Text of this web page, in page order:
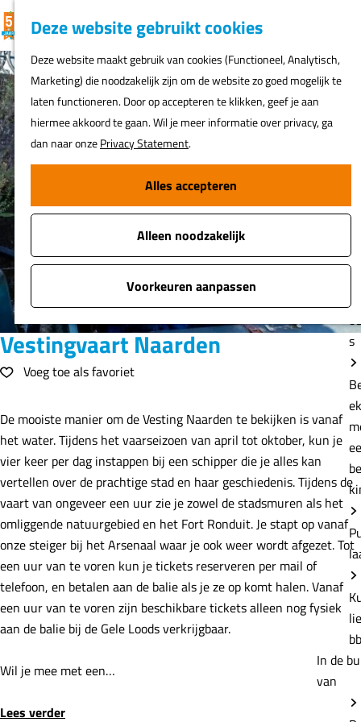
Deze website gebruikt cookies
Deze website maakt gebruik van cookies (Functioneel, Analytisch,
Marketing) die noodzakelijk zijn om de website zo goed mogelijk te
laten functioneren. Door op accepteren te klikken, geef je aan
hiermee akkoord te gaan. Wil je meer informatie over privacy, ga
dan naar onzePrivacy Statement.
Alles accepteren
Alleen noodzakelijk
Voorkeuren aanpassen
G
a
n
a
a
r
d
e
h
m
e
g
e
F
v
o
r
i
e
t
e
n
K
a
a
r
t
Z
e
k
e
n
MENU
s
In de
van
Vestingvaart Naarden
Voeg toe als favorietVoeg toe als favoriet
De mooiste manier om de Vesting Naarden te bekijken is vanaf
het water. Tijdens het vaarseizoen van april tot oktober, kun je
vier keer per dag instappen bij een schipper die je alles kan
vertellen over de prachtige stad en haar geschiedenis. Tijdens de
vaart van ongeveer een uur zie je zowel de stadsmuren als het
omliggende natuurgebied en het Fort Ronduit. Je stapt op vanaf
onze steiger bij het Arsenaal waar je ook weer wordt afgezet. Tot
een uur van te voren kun je tickets reserveren per mail of
telefoon, en betalen aan de balie als je ze op komt halen. Vanaf
een uur van te voren zijn beschikbare tickets alleen nog fysiek
aan de balie bij de Gele Loods verkrijgbaar.
Wil je mee met een…
Lees verder